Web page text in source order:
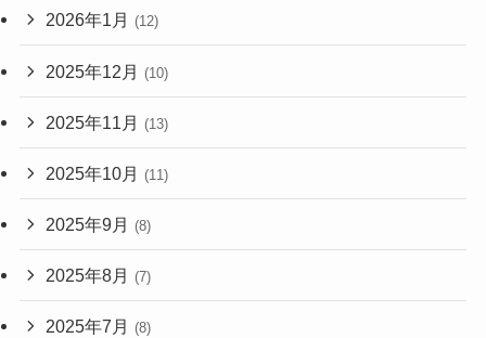
2026年1月 (12)
2025年12月 (10)
2025年11月 (13)
2025年10月 (11)
2025年9月 (8)
2025年8月 (7)
2025年7月 (8)